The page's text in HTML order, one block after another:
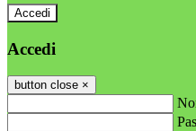
Accedi
Accedi
button close ×